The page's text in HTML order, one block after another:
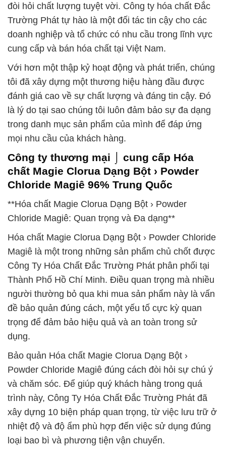
đòi hỏi chất lượng tuyệt vời. Công ty hóa chất Đắc
Trường Phát tự hào là một đối tác tin cậy cho các
doanh nghiệp và tổ chức có nhu cầu trong lĩnh vực
cung cấp và bán hóa chất tại Việt Nam.
Với hơn một thập kỷ hoạt động và phát triển, chúng
tôi đã xây dựng một thương hiệu hàng đầu được
đánh giá cao về sự chất lượng và đáng tin cậy. Đó
là lý do tại sao chúng tôi luôn đảm bảo sự đa dạng
trong danh mục sản phẩm của mình để đáp ứng
mọi nhu cầu của khách hàng.
Công ty thương mại ⌡ cung cấp Hóa
chất Magie Clorua Dạng Bột › Powder
Chloride Magiê 96% Trung Quốc
**Hóa chất Magie Clorua Dạng Bột › Powder
Chloride Magiê: Quan trọng và Đa dạng**
Hóa chất Magie Clorua Dạng Bột › Powder Chloride
Magiê là một trong những sản phẩm chủ chốt được
Công Ty Hóa Chất Đắc Trường Phát phân phối tại
Thành Phố Hồ Chí Minh. Điều quan trọng mà nhiều
người thường bỏ qua khi mua sản phẩm này là vấn
đề bảo quản đúng cách, một yếu tố cực kỳ quan
trọng để đảm bảo hiệu quả và an toàn trong sử
dụng.
Bảo quản Hóa chất Magie Clorua Dạng Bột ›
Powder Chloride Magiê đúng cách đòi hỏi sự chú ý
và chăm sóc. Để giúp quý khách hàng trong quá
trình này, Công Ty Hóa Chất Đắc Trường Phát đã
xây dựng 10 biện pháp quan trọng, từ việc lưu trữ ở
nhiệt độ và độ ẩm phù hợp đến việc sử dụng đúng
loại bao bì và phương tiện vận chuyển.